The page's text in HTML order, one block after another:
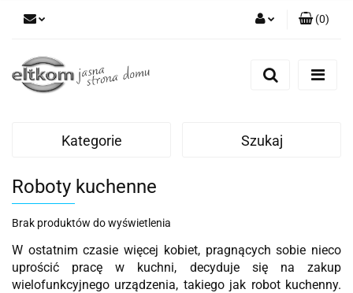
Zarejestruj się
(0)
Kategorie Szukaj
Roboty kuchenne
Brak produktów do wyświetlenia
W ostatnim czasie więcej kobiet, pragnących sobie nieco
uprościć pracę w kuchni, decyduje się na zakup
wielofunkcyjnego urządzenia, takiego jak robot kuchenny.